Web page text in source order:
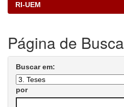
RI-UEM
Página de Busca
Buscar em:
por